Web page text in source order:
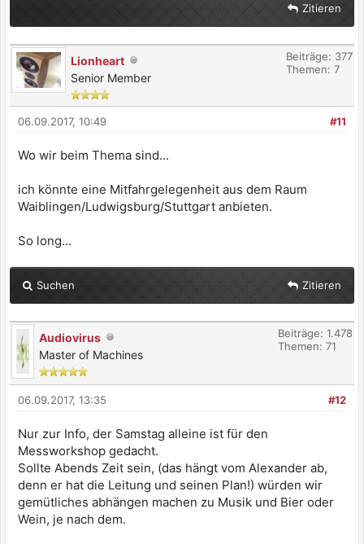
Zitieren
Lionheart
Senior Member
Beiträge: 377
Themen: 7
#11
06.09.2017, 10:49
Wo wir beim Thema sind...
ich könnte eine Mitfahrgelegenheit aus dem Raum
Waiblingen/Ludwigsburg/Stuttgart anbieten.
So long...
Suchen Zitieren
Audiovirus
Master of Machines
Beiträge: 1.478
Themen: 71
#12
06.09.2017, 13:35
Nur zur Info, der Samstag alleine ist für den
Messworkshop gedacht.
Sollte Abends Zeit sein, (das hängt vom Alexander ab,
denn er hat die Leitung und seinen Plan!) würden wir
gemütliches abhängen machen zu Musik und Bier oder
Wein, je nach dem.